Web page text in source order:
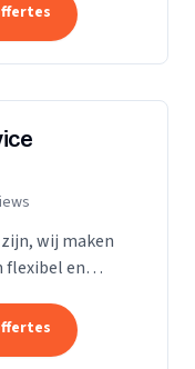
wij maken
flexibel en